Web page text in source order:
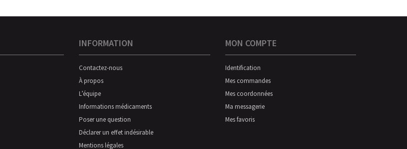
INFORMATION
Contactez-nous
À propos
L’équipe
Informations médicaments
Poser une question
Déclarer un effet indésirable
Mentions légales
MON COMPTE
Identification
Mes commandes
Mes coordonnées
Ma messagerie
Mes favoris